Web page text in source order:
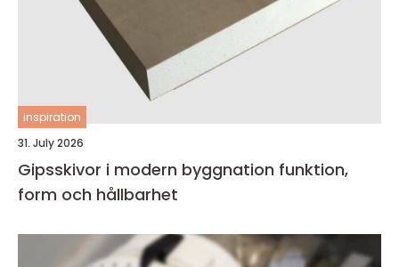
inspiration
31. July 2026
Gipsskivor i modern byggnation funktion,
form och hållbarhet